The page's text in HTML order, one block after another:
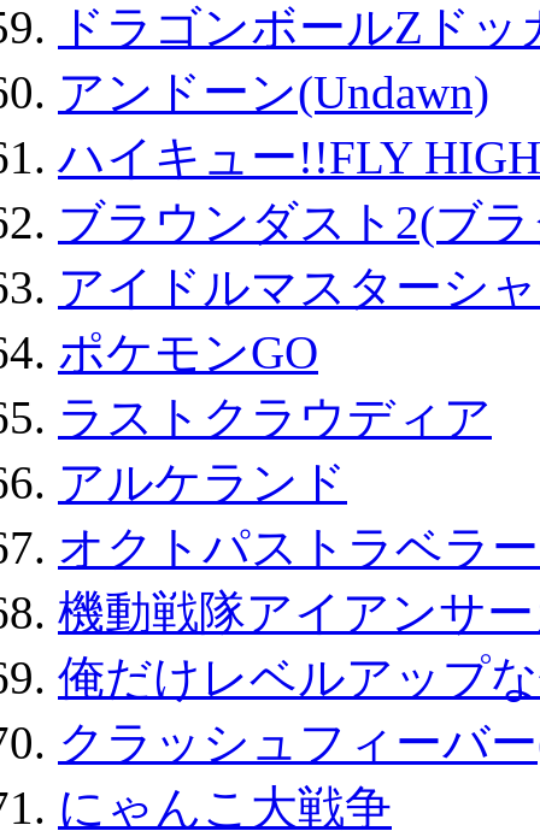
ドラゴンボールZド
アンドーン(Undawn)
ハイキュー!!FLY HIGH
ブラウンダスト2(ブ
アイドルマスターシ
ポケモンGO
ラストクラウディア
アルケランド
オクトパストラベラ
機動戦隊アイアンサ
俺だけレベルアップ
クラッシュフィーバ
にゃんこ大戦争